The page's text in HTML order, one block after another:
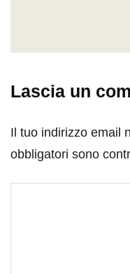
Lascia un
Il tuo indirizzo email
obbligatori sono